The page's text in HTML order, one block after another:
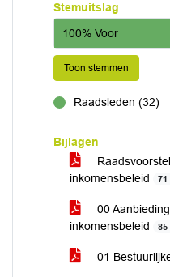
Stemuitslag
100% Voor
Toon stemmen
Raadsleden (32)
Bijlagen
inkomensbeleid
71
00
inkomensbeleid
85
01